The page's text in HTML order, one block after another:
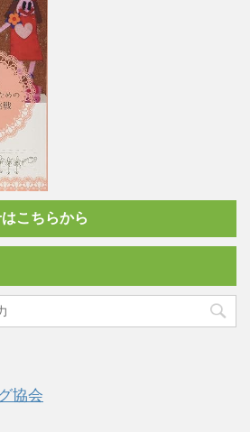
こちらから
協会